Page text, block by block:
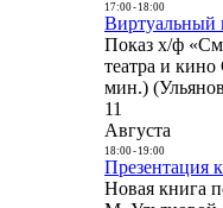
17:00- 18:00
Виртуальный
Показ х/ф
театра и
мин.)
11
Августа
18:00- 19:00
Презентация
Новая книга